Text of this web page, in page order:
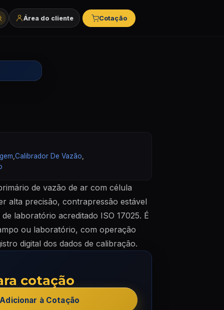
e marcas
Área do cliente Cotação
,Calibrador De Vazão
de vazão de ar com célula
alta precisão, contrapressão estável
laboratório acreditado ISO 17025. É
ou laboratório, com operação
digital dos dados de calibração.
cotação
Adicionar à Cotação